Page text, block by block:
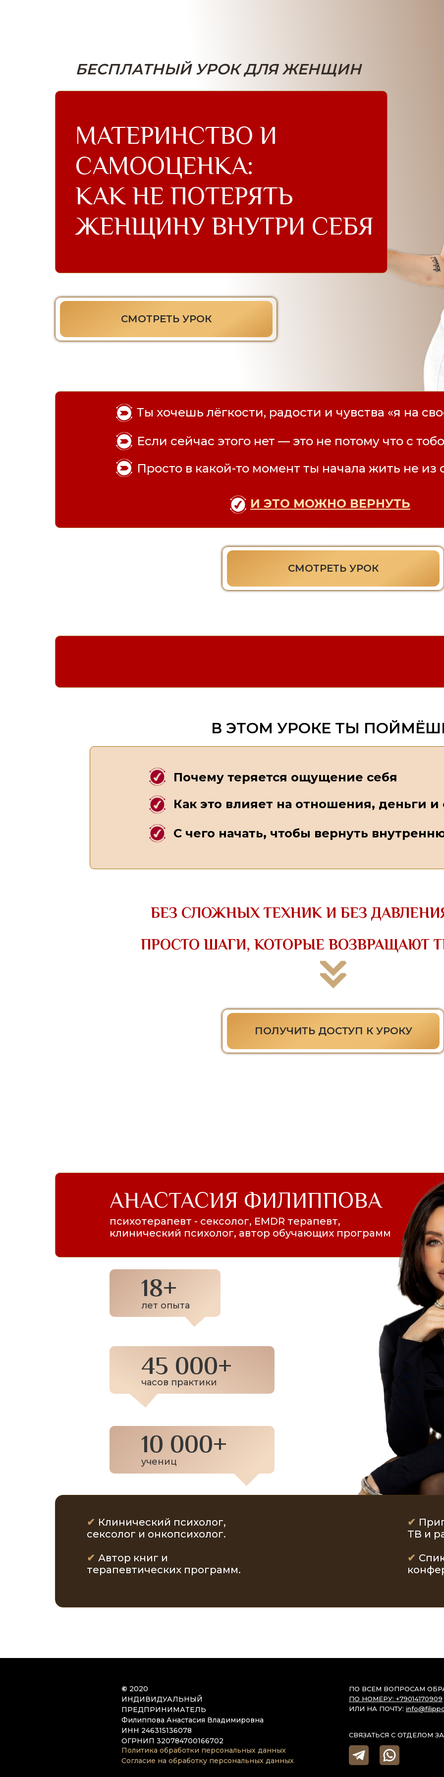
МАТЕРИНСТВО И
САМООЦЕНКА:
КАК НЕ ПОТЕРЯТЬ
ЖЕНЩИНУ ВНУТРИ СЕБЯ
СМОТРЕТЬ УРОК
СМОТРЕТЬ УРОК
БЕСПЛАТНЫЙ УРОК ДЛЯ ЖЕНЩИН
Ты хочешь лёгкости, радости и чувства «я на
И ЭТО МОЖНО ВЕРНУТЬ
Просто в какой-то момент ты начала жить не из
Если сейчас этого нет — это не потому что с
ПОЛУЧИТЬ ДОСТУП К УРОКУ
БЕЗ СЛОЖНЫХ ТЕХНИК И БЕЗ
ПРОСТО ШАГИ, КОТОРЫЕ ВОЗВРАЩАЮТ
С чего начать, чтобы вернуть
Почему теряется ощущение себя
Как это влияет на отношения, деньги и
В ЭТОМ УРОКЕ ТЫ
18+
лет опыта
10 000+
учениц
45 000+
часов практики
✔ Клинический психолог,
сексолог и онкопсихолог.
✔ Автор книг и
терапевтических программ.
✔
ТВ и
✔
психотерапевт - сексолог, ЕMDR терапевт,
клинический психолог, автор обучающих программ
АНАСТАСИЯ ФИЛИППОВА
Политика обработки персональных данных
Согласие на обработку персональных данных
© 2020
ИНДИВИДУАЛЬНЫЙ
ПРЕДПРИНИМАТЕЛЬ
Филиппова Анастасия Владимировна
ИНН 246315136078
ОГРНИП 320784700166702
ПО ВСЕМ ВОПРОСАМ
ПО НОМЕРУ: +79014170909
ИЛИ НА ПОЧТУ:
СВЯЗАТЬСЯ С ОТДЕЛОМ